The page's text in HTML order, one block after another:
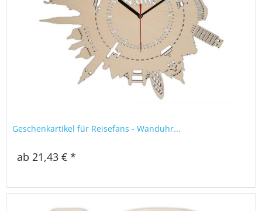
Geschenkartikel für Reisefans - Wanduhr...
ab 21,43 € *